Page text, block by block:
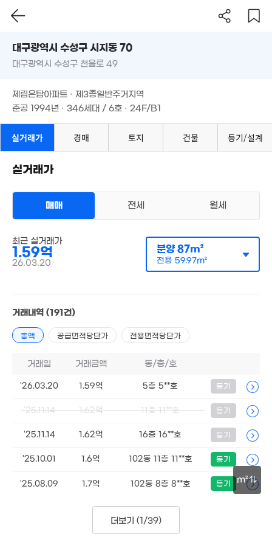
매매 1억 5900만원
전용60m²
1.95억
10.25억
'22. 03
2.5억
'21. 05
'21. 04
'21. 02
3.45억
83m²
1.05억
8억
'17. 03
'12. 02
26억
필터 매물 탐색
대구시 수성구 시지동 70
준공 1994년 · 346세대 / 6호 · 24F/B1
m²
대구광역시 수성구 시지동 70
대구광역시 수성구 천을로 49
제림은탑아파트 · 제3종일반주거지역
준공 1994년 · 346세대 / 6호 · 24F/B1
실거래가 경매 토지 건물 등기/설계
실거래가
매매 전세 월세
최근 실거래가
1.59억
26.03.20
분양87m²
전용 59.97m²
거래내역 (191건)
총액 공급면적당단가 전용면적당단가
거래일 거래금액 동/층/호
'26.03.20 1.59억 5층 5**호 등기
'25.11.14 1.62억 11층 11**호 등기
'25.11.14 1.62억 16층 16**호 등기
'25.10.01 1.6억 102동 11층 11**호 등기
'25.08.09 1.7억 102동 8층 8**호 등기
더보기 (1/39)